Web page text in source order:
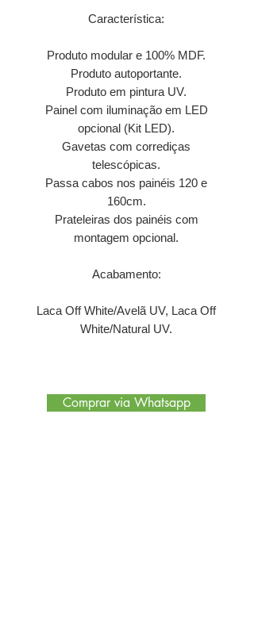
Característica:
Produto modular e 100% MDF.
Produto autoportante.
Produto em pintura UV.
Painel com iluminação em LED
opcional (Kit LED).
Gavetas com corrediças
telescópicas.
Passa cabos nos painéis 120 e
160cm.
Prateleiras dos painéis com
montagem opcional.
Acabamento:
Laca Off White/Avelã UV, Laca Off
White/Natural UV.
Comprar via Whatsapp